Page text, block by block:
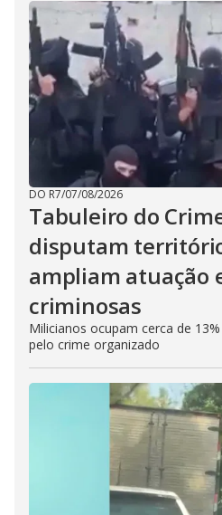
DO R7/07/08/2026
Tabuleiro do
disputam
ampliam atuação
criminosas
Milicianos ocupam cerca de
pelo crime organizado